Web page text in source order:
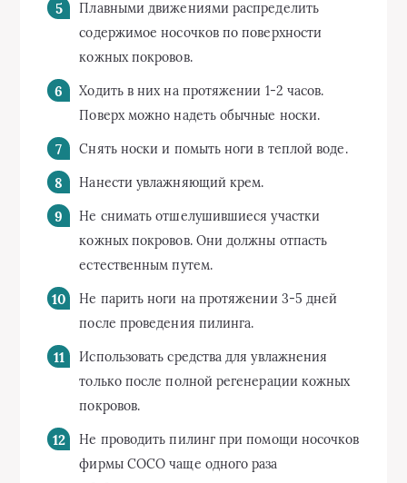
Плавными движениями распределить
содержимое носочков по поверхности
кожных покровов.
Ходить в них на протяжении 1-2 часов.
Поверх можно надеть обычные носки.
Снять носки и помыть ноги в теплой воде.
Нанести увлажняющий крем.
Не снимать отшелушившиеся участки
кожных покровов. Они должны отпасть
естественным путем.
Не парить ноги на протяжении 3-5 дней
после проведения пилинга.
Использовать средства для увлажнения
только после полной регенерации кожных
покровов.
Не проводить пилинг при помощи носочков
фирмы СОСО чаще одного раза